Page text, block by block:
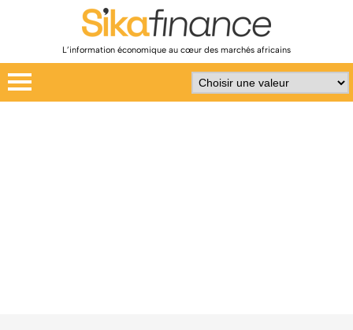
L’information économique au cœur des marchés africains